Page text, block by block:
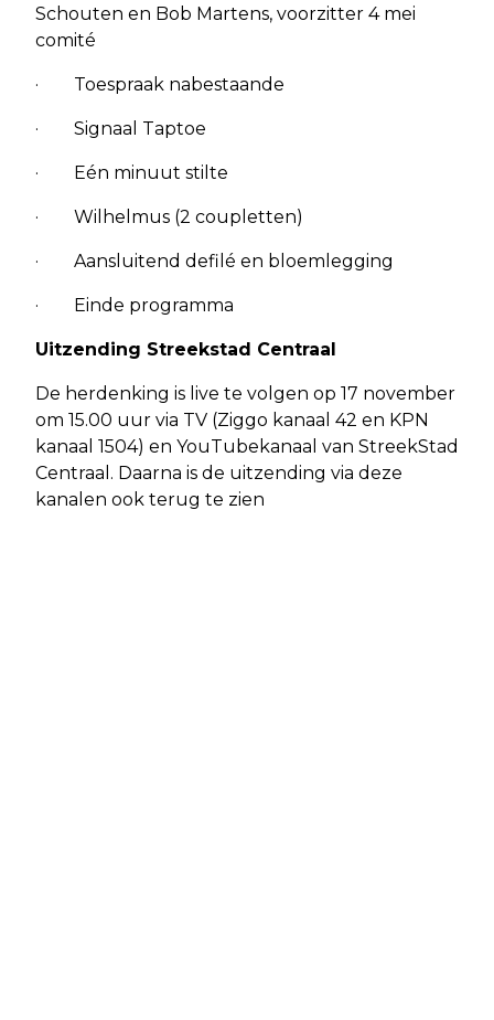
Schouten en Bob Martens, voorzitter 4 mei
comité
· Toespraak nabestaande
· Signaal Taptoe
· Eén minuut stilte
· Wilhelmus (2 coupletten)
· Aansluitend defilé en bloemlegging
· Einde programma
Uitzending Streekstad Centraal
De herdenking is live te volgen op 17 november
om 15.00 uur via TV (Ziggo kanaal 42 en KPN
kanaal 1504) en YouTubekanaal van StreekStad
Centraal. Daarna is de uitzending via deze
kanalen ook terug te zien